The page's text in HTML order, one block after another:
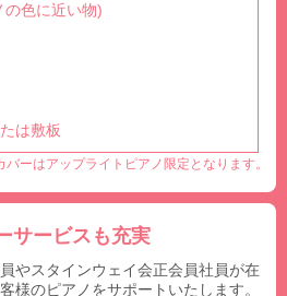
の色に近い物)
は敷板
ーはアップライトピアノ限定となります。
サービスも充実
やスタインウェイ会正会員社員が在
様のピアノをサポートいたします。